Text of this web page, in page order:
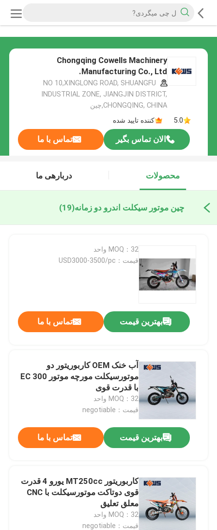
Chongqing Cowells Machinery
Manufacturing Co., Ltd.
NO 10,XINGLONG ROAD, SHUANGFU
INDUSTRIAL ZONE, JIANGJIN DISTRICT,
CHONGQING, CHINA,چین
5.0
کننده تایید شده
الان تماس بگیر تماس با ما
محصولات دربارهی ما
چین موتور سیکلت اندرو دو زمانه(19)
MOQ：32 واحد
قیمت：USD3000-3500/pc
بهترین قیمت تماس با ما
آب خنک OEM کاربوریتور دو
موتورسیکلت مورچه موتور EC 300
با قدرت قوی
MOQ：32 واحد
قیمت：negotiable
بهترین قیمت تماس با ما
کاربوریتور MT250cc یورو 4 قدرت
قوی دوتاکت موتورسیکلت با CNC
معلق تعلیق
MOQ：32 واحد
قیمت：negotiable